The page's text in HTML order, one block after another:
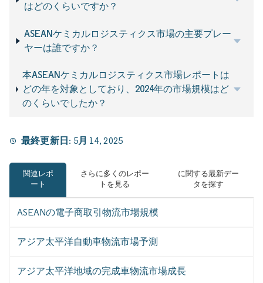
はどのくらいですか？
ASEANケミカルロジスティクス市場の主要プレー
ヤーは誰ですか？
本ASEANケミカルロジスティクス市場レポートは
どの年を対象としており、2024年の市場規模はど
のくらいでしたか？
最終更新日: 5月 14, 2025
関連レポ
ート
さらに多くのレポー
トを見る
に関する最新デー
タを探す
ASEANの電子商取引物流市場規模
アジア太平洋自動車物流市場予測
アジア太平洋地域の完成車物流市場成長